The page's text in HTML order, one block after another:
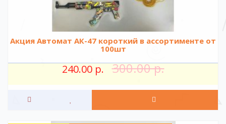
Акция Автомат АК-47 короткий в ассортименте от
100шт
240.00 р. 300.00 р.